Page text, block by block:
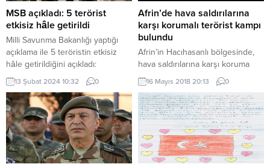
MSB açıkladı: 5 terörist
etkisiz hâle getirildi
Milli Savunma Bakanlığı yaptığı
açıklama ile 5 teröristin etkisiz
hâle getirildiğini açıkladı:
Teröristlerin saldırı girişimlerine
misliyle karşılık vermeye devam
ediyoruz. Kahraman Türk Silahlı
Kuvvetlerimiz, Suriye’nin
kuzeyindeki Zeytin Dalı ve Fırat
Kalkanı bölgelerinde huzur ve
güvenlik ortamını bozmak için
saldırı hazırlığı yapan 5 PKK/YPG’li
13 Şubat 2024 10:32 0
Afrin’de hava saldırılarına
karşı korumalı terörist kampı
bulundu
Afrin’in Hacıhasanlı bölgesinde,
hava saldırılarına karşı koruma
sağlayacak şekilde planlanan
terör örgütü YPG/PKK’ya ait 7
oda, 700 metre kapalı alan ve
tünel sistemine sahip, inşası
yarım kalan bir kamp alanı tespit
edildi Genelkurmay
Başkanlığı’ndan yapılan
açıklamaya göre, Zeytin Dalı
16 Mayıs 2018 20:13 0